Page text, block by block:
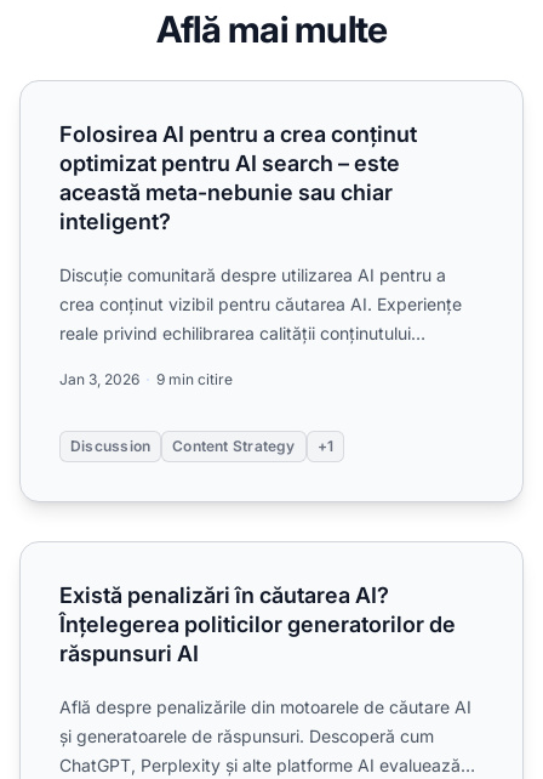
Află mai multe
Folosirea AI pentru a crea conținut optimizat pentru AI
Folosirea AI pentru a crea conținut
optimizat pentru AI search – este
această meta-nebunie sau chiar
inteligent?
Discuție comunitară despre utilizarea AI pentru a
crea conținut vizibil pentru căutarea AI. Experiențe
reale privind echilibrarea calității conținutului
Jan 3, 2026 9 min citire
Discussion Content Strategy +1
Există penalizări în căutarea AI? Înțelegerea politicilor
Există penalizări în căutarea AI?
Înțelegerea politicilor generatorilor de
răspunsuri AI
Află despre penalizările din motoarele de căutare AI
și generatoarele de răspunsuri. Descoperă cum
ChatGPT, Perplexity și alte platforme AI evaluează